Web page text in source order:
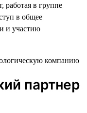
в группе
в общее
и участию
партнер